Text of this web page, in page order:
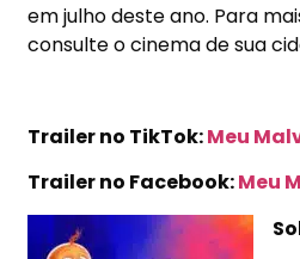
em julho deste ano. Para
consulte o cinema de sua
Trailer no TikTok:Meu
Trailer no Facebook:Meu